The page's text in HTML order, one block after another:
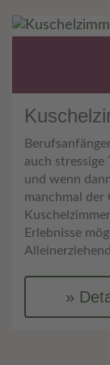
auch stressige
und wenn
manchmal der
Erlebnisse